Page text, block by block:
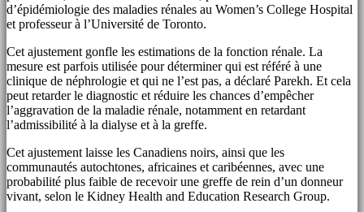
d’épidémiologie des maladies rénales au Women’s College Hospital
et professeur à l’Université de Toronto.
Cet ajustement gonfle les estimations de la fonction rénale. La
mesure est parfois utilisée pour déterminer qui est référé à une
clinique de néphrologie et qui ne l’est pas, a déclaré Parekh. Et cela
peut retarder le diagnostic et réduire les chances d’empêcher
l’aggravation de la maladie rénale, notamment en retardant
l’admissibilité à la dialyse et à la greffe.
Cet ajustement laisse les Canadiens noirs, ainsi que les
communautés autochtones, africaines et caribéennes, avec une
probabilité plus faible de recevoir une greffe de rein d’un donneur
vivant, selon le Kidney Health and Education Research Group.